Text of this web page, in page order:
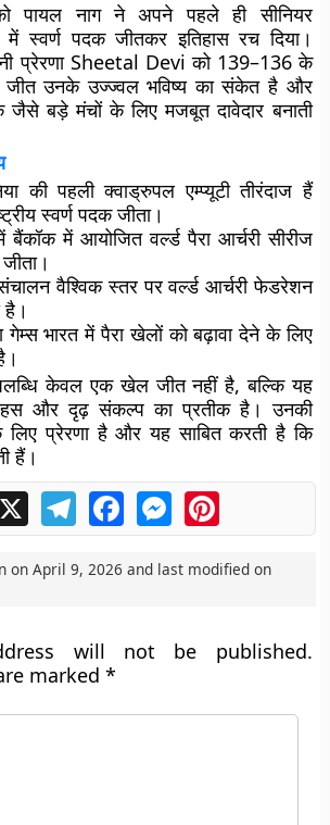
पायल नाग ने अपने पहले ही सीनियर
में स्वर्ण पदक जीतकर इतिहास रच दिया।
प्रेरणा Sheetal Devi को 139–136 के
जीत उनके उज्ज्वल भविष्य का संकेत है और
जैसे बड़े मंचों के लिए मजबूत दावेदार बनाती
की पहली क्वाड्रुपल एम्प्यूटी तीरंदाज हैं
स्वर्ण पदक जीता।
बैंकॉक में आयोजित वर्ल्ड पैरा आर्चरी सीरीज
वैश्विक स्तर पर वर्ल्ड आर्चरी फेडरेशन
है।
गेम्स भारत में पैरा खेलों को बढ़ावा देने के लिए
केवल एक खेल जीत नहीं है, बल्कि यह
और दृढ़ संकल्प का प्रतीक है। उनकी
लिए प्रेरणा है और यह साबित करती है कि
हैं।
X TelegramFacebookMessengerPinterest
onApril 9, 2026 and last modified on
will not be published.
marked*